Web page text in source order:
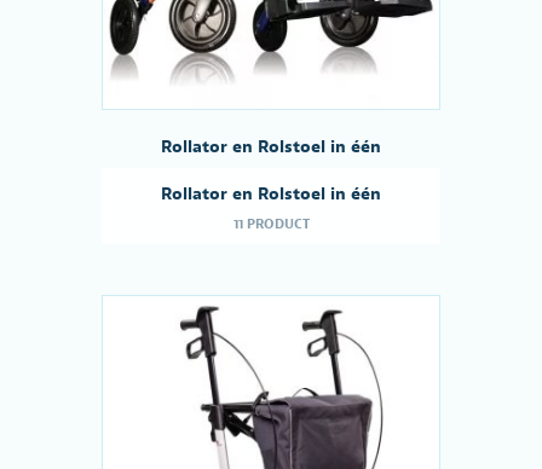
Rollator en Rolstoel in één
Rollator en Rolstoel in één
11 PRODUCT